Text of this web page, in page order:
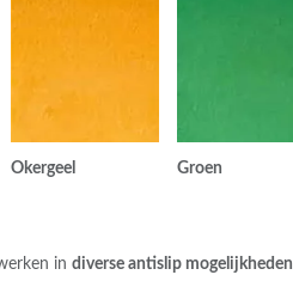
Okergeel Groen
in diverse antislip mogelijkheden